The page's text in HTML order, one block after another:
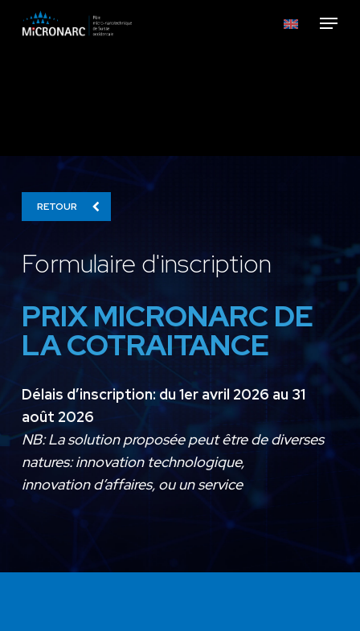
Menu
RETOUR
Formulaire d'inscription
PRIX MICRONARC DE
LA COTRAITANCE
Délais d’inscription: du 1er avril 2026 au 31
août 2026
NB: La solution proposée peut être de diverses
natures: innovation technologique,
innovation d’affaires, ou un service